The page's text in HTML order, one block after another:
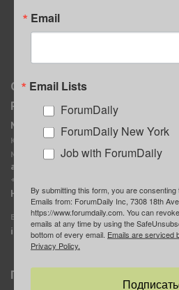
О нас
Реклама
MediaKit
Контактное лицо:
Марина Баранчук
ad@forumdaily.com
+1 347-604-1261
Наши рекламодатели
E-mail редакции:
info@forumdaily.com
Подписка
Email
Email Lists
ForumDaily
ForumDaily New York
Job with ForumDaily
By submitting this form, you are
Emails from: ForumDaily Inc, 7308 18th
https://www.forumdaily.com. You can
emails at any time by using the
bottom of every email. Emails are serviced
Privacy Policy.